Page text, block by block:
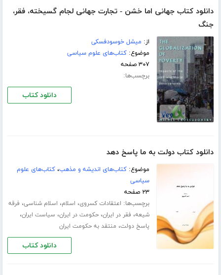
دانلود کتاب جهانی اما خشن - تجارت جهانی لجام گسیخته، فقر،
جنگ
از: میشل خوسودفسکی
موضوع:کتاب‌های علوم سیاسی
۳۰۷ صفحه
برچسب‌ها:
دانلود کتاب
دانلود کتاب دولت به ما پاسخ دهد
موضوع:کتاب‌های اندیشه و مذهب،کتاب‌های علوم
سیاسی
۲۳ صفحه
برچسب‌ها: اعتقادات کسروی، اسلام، اسلام شناسی، فرقه
شیعه، فقر در ایران،حکومت در ایران، سیاست ایران،
پاسخ دولت، منتقد به حکومت ایران
دانلود کتاب